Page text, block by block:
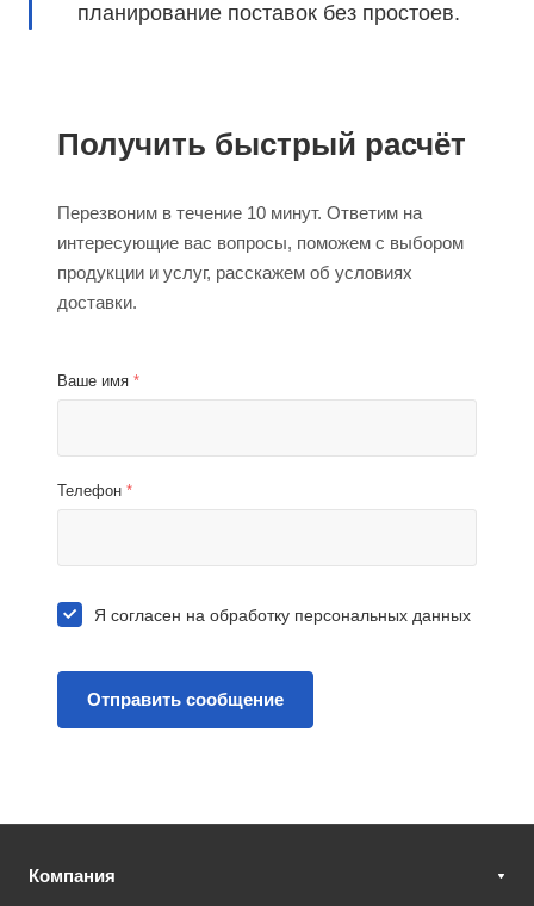
планирование поставок без простоев.
Получить быстрый расчёт
Перезвоним в течение 10 минут. Ответим на
интересующие вас вопросы, поможем с выбором
продукции и услуг, расскажем об условиях
доставки.
Ваше имя *
Телефон *
Я согласен на обработку персональных данных
Компания